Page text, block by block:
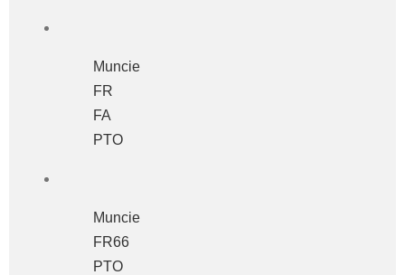
Muncie
FR
FA
PTO
Muncie
FR66
PTO